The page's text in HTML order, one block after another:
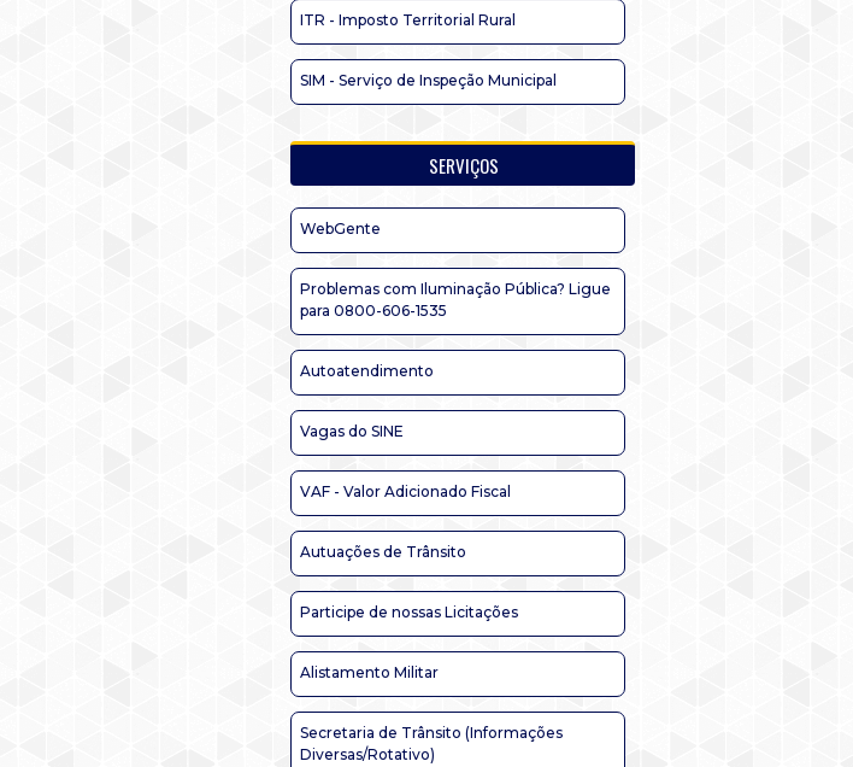
ITR - Imposto Territorial Rural
SIM - Serviço de Inspeção Municipal
SERVIÇOS
WebGente
Problemas com Iluminação Pública? Ligue
para 0800-606-1535
Autoatendimento
Vagas do SINE
VAF - Valor Adicionado Fiscal
Autuações de Trânsito
Participe de nossas Licitações
Alistamento Militar
Secretaria de Trânsito (Informações
Diversas/Rotativo)